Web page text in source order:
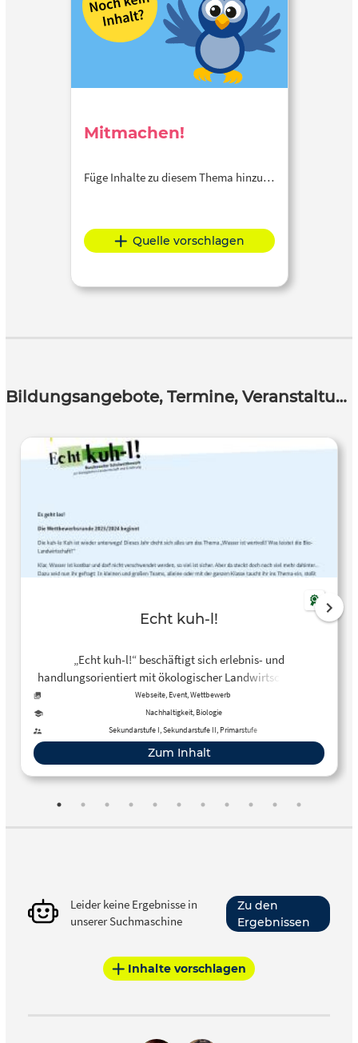
Mitmachen!
Füge Inhalte zu diesem Thema hinzu…
Quelle vorschlagen
Bildungsangebote, Termine, Veranstaltungen
Echt kuh-l!
„Echt kuh-l!“ beschäftigt sich erlebnis- und
handlungsorientiert mit ökologischer Landwirtschaft und
Ernährung. Der Schulwettbewerb kann ganz einfach in den
Lehrplan und in den Unterricht integriert werden.
Webseite, Event, Wettbewerb
Nachhaltigkeit, Biologie
Sekundarstufe I, Sekundarstufe II, Primarstufe
Zum Inhalt
Leider keine Ergebnisse in
unserer Suchmaschine
Zu den
Ergebnissen
Inhalte vorschlagen